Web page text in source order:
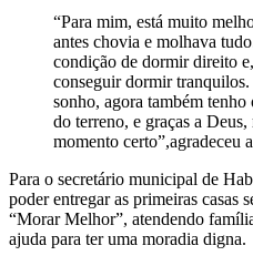
“Para mim, está muito
antes chovia e molhava
condição de dormir direito
conseguir dormir
sonho, agora também tenho
do terreno, e graças a Deus,
momento certo”,agradeceu
Para o secretário municipal de
poder entregar as primeiras casas
“Morar Melhor”, atendendo
ajuda para ter uma moradia digna.